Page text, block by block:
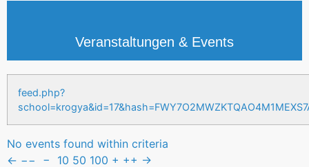
Veranstaltungen & Events
feed.php?
No events found within criteria
← −− − 10 50 100 + ++ →